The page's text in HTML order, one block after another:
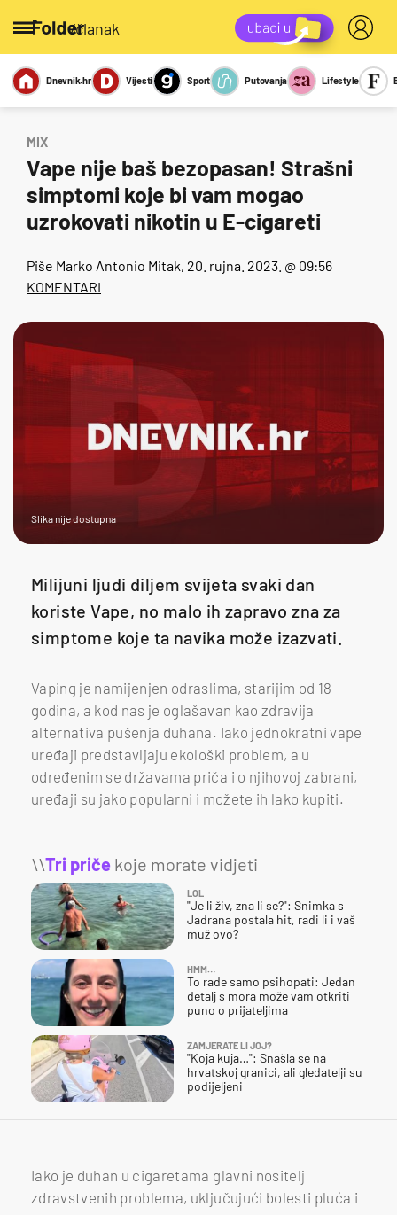
/članak
Miks Kviz
Report
Sexy
Dnevnik.hr Vijesti Sport Putovanja Lifestyle
MIX
Vape nije baš bezopasan! Strašni
simptomi koje bi vam mogao
uzrokovati nikotin u E-cigareti
Piše Marko Antonio Mitak, 20. rujna. 2023. @ 09:56
KOMENTARI
Slika nije dostupna
Milijuni ljudi diljem svijeta svaki dan
koriste Vape, no malo ih zapravo zna za
simptome koje ta navika može izazvati.
Vaping je namijenjen odraslima, starijim od 18
godina, a kod nas je oglašavan kao zdravija
alternativa pušenja duhana. Iako jednokratni vape
uređaji predstavljaju ekološki problem, a u
određenim se državama priča i o njihovoj zabrani,
uređaji su jako popularni i možete ih lako kupiti.
\\Tri priče koje morate vidjeti
LOL
"Je li živ, zna li se?": Snimka s
Jadrana postala hit, radi li i vaš
muž ovo?
HMM…
To rade samo psihopati: Jedan
detalj s mora može vam otkriti
puno o prijateljima
ZAMJERATE LI JOJ?
"Koja kuja…": Snašla se na
hrvatskoj granici, ali gledatelji su
podijeljeni
Iako je duhan u cigaretama glavni nositelj
zdravstvenih problema, uključujući bolesti pluća i